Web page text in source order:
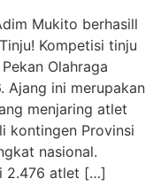
Mukito berhasill
Kompetisi tinju
Olahraga
Ajang ini merupakan
menjaring atlet
kontingen Provinsi
nasional.
2.476 atlet […]